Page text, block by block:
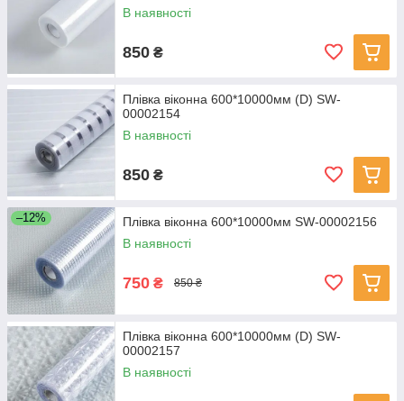
В наявності
850 ₴
Плівка віконна 600*10000мм (D) SW-
00002154
В наявності
850 ₴
–12%
Плівка віконна 600*10000мм SW-00002156
В наявності
750 ₴ 850 ₴
Плівка віконна 600*10000мм (D) SW-
00002157
В наявності